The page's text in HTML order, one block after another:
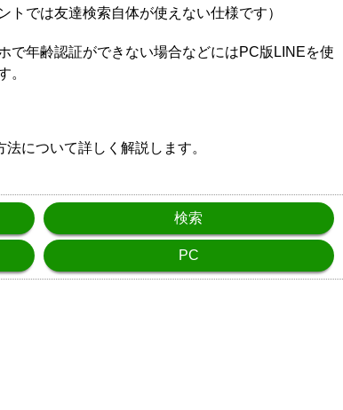
では友達検索自体が使えない仕様です）
で年齢認証ができない場合などにはPC版LINEを使
。
について詳しく解説します。
検索
PC